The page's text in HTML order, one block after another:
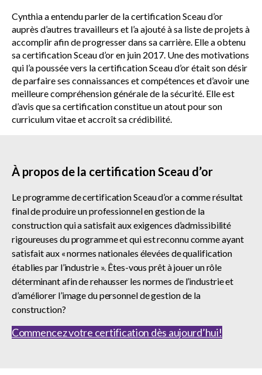
Cynthia a entendu parler de la certification Sceau d’or
auprès d’autres travailleurs et l’a ajouté à sa liste de projets à
accomplir afin de progresser dans sa carrière. Elle a obtenu
sa certification Sceau d’or en juin 2017. Une des motivations
qui l’a poussée vers la certification Sceau d’or était son désir
de parfaire ses connaissances et compétences et d’avoir une
meilleure compréhension générale de la sécurité. Elle est
d’avis que sa certification constitue un atout pour son
curriculum vitae et accroît sa crédibilité.
À propos de la certification Sceau d’or
Le programme de certification Sceau d’or a comme résultat
final de produire un professionnel en gestion de la
construction qui a satisfait aux exigences d’admissibilité
rigoureuses du programme et qui est reconnu comme ayant
satisfait aux « normes nationales élevées de qualification
établies par l’industrie ». Êtes-vous prêt à jouer un rôle
déterminant afin de rehausser les normes de l’industrie et
d’améliorer l’image du personnel de gestion de la
construction?
Commencez votre certification dès aujourd’hui!